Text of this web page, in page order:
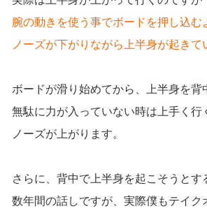
腕の動きを使う事でボードを押し込む
ノーズが下がりながら上半身が起きて
ボードが滑り始めてから、上半身を背
無駄に力が入っていない時は上手く
ノーズが上がります。
さらに、背中で上半身を起こそうとす
数年間の話しですが、実際僕もテイ